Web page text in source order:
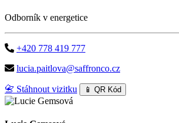
Odborník v energetice
+420 778 419 777
lucia.paitlova@saffronco.cz
📇 Stáhnout vizitku 📱 QR Kód